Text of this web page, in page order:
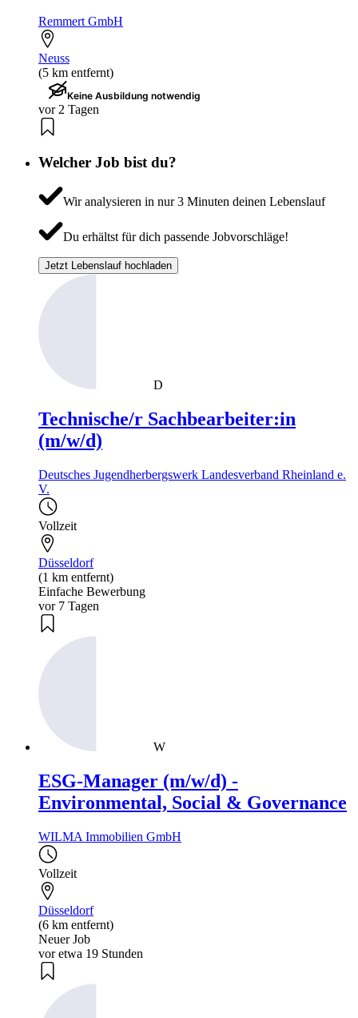
Remmert GmbH
Neuss
(5 km entfernt)
Keine Ausbildung notwendig
vor 2 Tagen
Welcher Job bist du?
Wir analysieren in nur 3 Minuten deinen Lebenslauf
Du erhältst für dich passende Jobvorschläge!
Jetzt Lebenslauf hochladen
D
Technische/r Sachbearbeiter:in
(m/w/d)
Deutsches Jugendherbergswerk Landesverband Rheinland e.
V.
Vollzeit
Düsseldorf
(1 km entfernt)
Einfache Bewerbung
vor 7 Tagen
W
ESG-Manager (m/w/d) -
Environmental, Social & Governance
WILMA Immobilien GmbH
Vollzeit
Düsseldorf
(6 km entfernt)
Neuer Job
vor etwa 19 Stunden